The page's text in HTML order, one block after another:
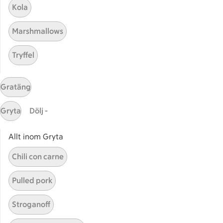
Bli stammis
Stammis Student
Stammis Husdjur
Partnererbjudanden
Våra ICA-kort
ICA
ICAs egna varor
ICA Gruppen
ICA Nära
ICA Supermarket
ICA Kvantum
ICA Maxi
Utvalda leverantörer
Annonsera
Jobba på ICA
Kola
Marshmallows
Tryffel
Gratäng
Gryta Dölj -
Allt inom Gryta
Chili con carne
Pulled pork
Stroganoff